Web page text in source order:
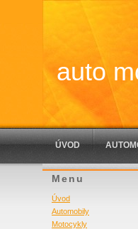
auto
ÚVOD
Menu
Úvod
Automobily
Motocykly